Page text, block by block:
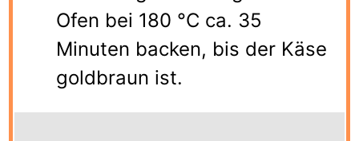
Ofen bei 180 °C ca. 35
Minuten backen, bis der Käse
goldbraun ist.